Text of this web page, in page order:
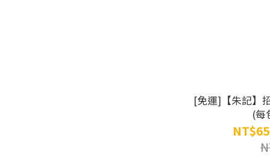
[免運]【朱記】
(每